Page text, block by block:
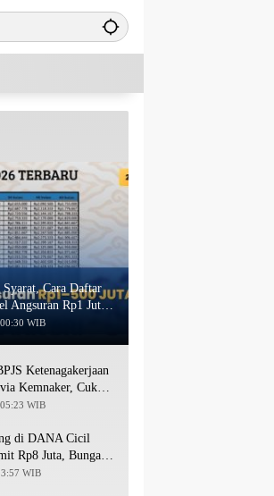
Cara Daftar
Angsuran Rp1 Juta–
WIB
Ketenagakerjaan
Kemnaker, Cukup
WIB
di DANA Cicil
Rp8 Juta, Bunga &
Lengkap
WIB